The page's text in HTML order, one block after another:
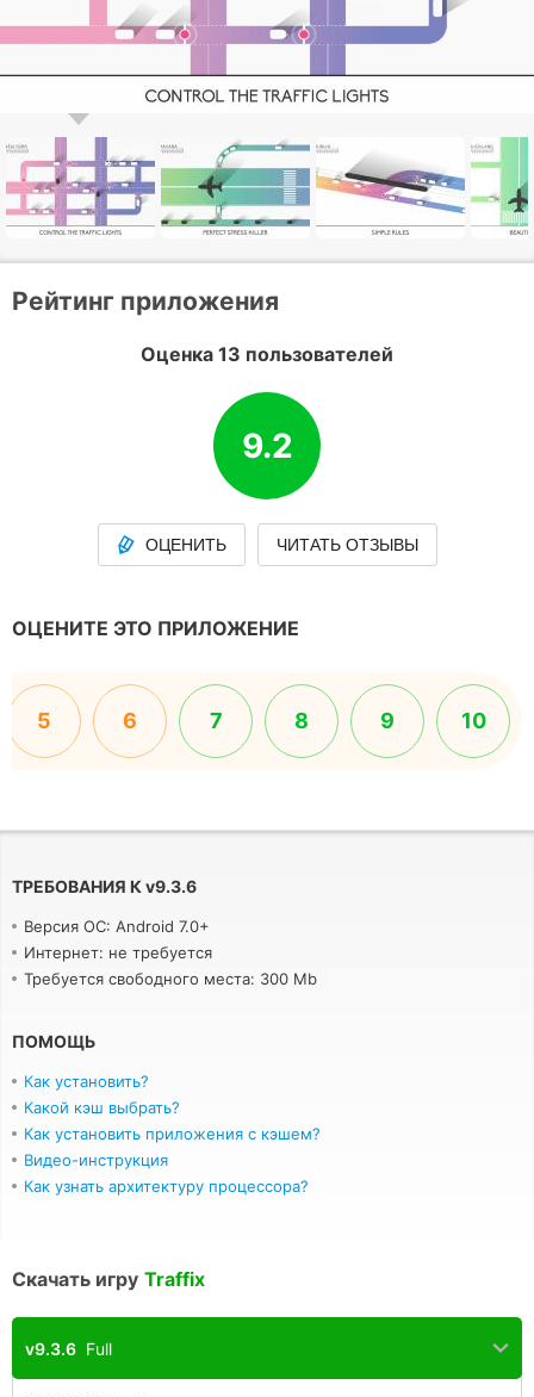
Рейтинг приложения
Оценка 13 пользователей
9.2
ОЦЕНИТЬ ЧИТАТЬ ОТЗЫВЫ
ОЦЕНИТЕ ЭТО ПРИЛОЖЕНИЕ
5 6 7 8 9 10
ТРЕБОВАНИЯ К v9.3.6
Версия ОС: Android 7.0+
Интернет: не требуется
Требуется свободного места: 300 Mb
ПОМОЩЬ
Как установить?
Какой кэш выбрать?
Как установить приложения с кэшем?
Видео-инструкция
Как узнать архитектуру процессора?
Скачать игру Traffix
v9.3.6 Full